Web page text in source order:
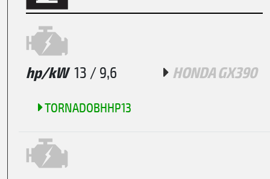
hp/kW 13 / 9,6 HONDA GX390
TORNADOBHHP13